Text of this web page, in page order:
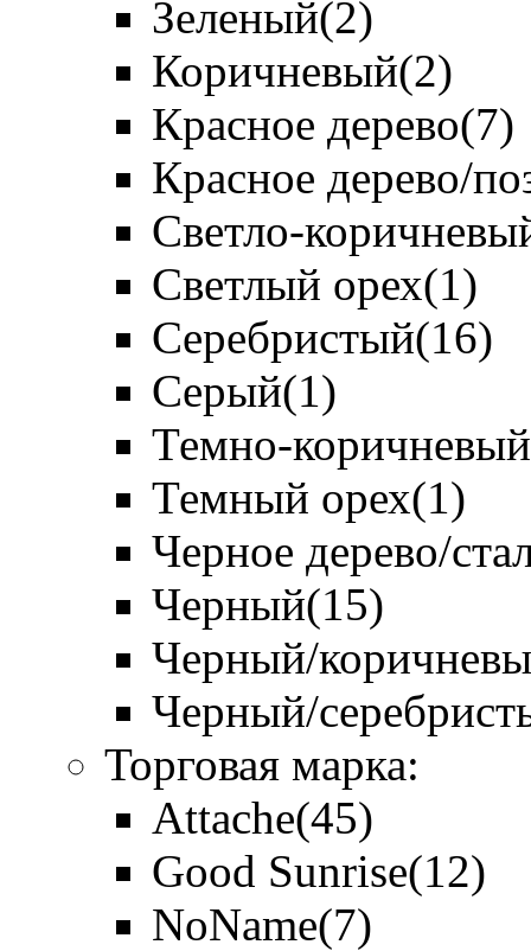
Зеленый(2)
Коричневый(2)
Красное дерево(7)
Красное дерево/
Светло-
Светлый орех(1)
Серебристый(16)
Серый(1)
Темно-коричневый
Темный орех(1)
Черное дерево/
Черный(15)
Черный/
Черный/
Торговая марка:
Attache(45)
Good Sunrise(12)
NoName(7)